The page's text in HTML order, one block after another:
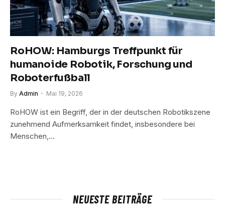
RoHOW: Hamburgs Treffpunkt für
humanoide Robotik, Forschung und
Roboterfußball
By Admin Mai 19, 2026
RoHOW ist ein Begriff, der in der deutschen Robotikszene
zunehmend Aufmerksamkeit findet, insbesondere bei
Menschen,…
NEUESTE BEITRÄGE